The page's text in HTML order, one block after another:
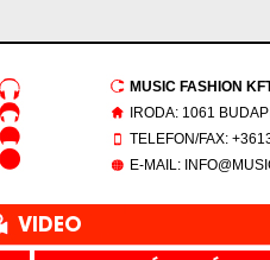
MUSIC FASHION
IRODA: 1061
TELEFON/FAX:
E-MAIL:
VIDEO